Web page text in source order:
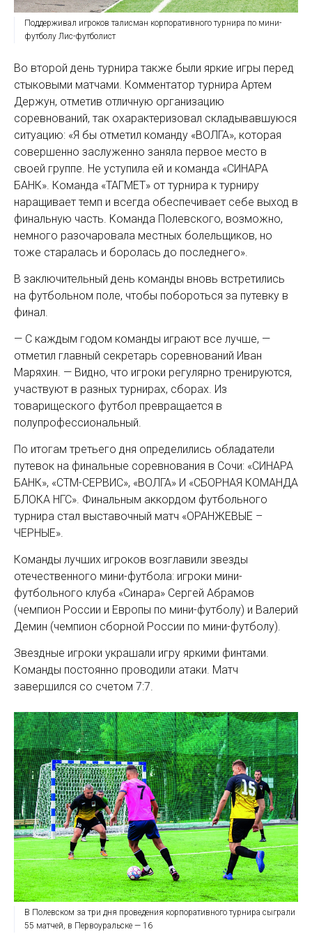
Поддерживал игроков талисман корпоративного турнира по мини-
футболу Лис-футболист
Во второй день турнира также были яркие игры перед
стыковыми матчами. Комментатор турнира Артем
Держун, отметив отличную организацию
соревнований, так охарактеризовал складывавшуюся
ситуацию: «Я бы отметил команду «ВОЛГА», которая
совершенно заслуженно заняла первое место в
своей группе. Не уступила ей и команда «СИНАРА
БАНК». Команда «ТАГМЕТ» от турнира к турниру
наращивает темп и всегда обеспечивает себе выход в
финальную часть. Команда Полевского, возможно,
немного разочаровала местных болельщиков, но
тоже старалась и боролась до последнего».
В заключительный день команды вновь встретились
на футбольном поле, чтобы побороться за путевку в
финал.
— С каждым годом команды играют все лучше, —
отметил главный секретарь соревнований Иван
Маряхин. — Видно, что игроки регулярно тренируются,
участвуют в разных турнирах, сборах. Из
товарищеского футбол превращается в
полупрофессиональный.
По итогам третьего дня определились обладатели
путевок на финальные соревнования в Сочи: «СИНАРА
БАНК», «СТМ-СЕРВИС», «ВОЛГА» И «СБОРНАЯ КОМАНДА
БЛОКА НГС». Финальным аккордом футбольного
турнира стал выставочный матч «ОРАНЖЕВЫЕ –
ЧЕРНЫЕ».
Команды лучших игроков возглавили звезды
отечественного мини-футбола: игроки мини-
футбольного клуба «Синара» Сергей Абрамов
(чемпион России и Европы по мини-футболу) и Валерий
Демин (чемпион сборной России по мини-футболу).
Звездные игроки украшали игру яркими финтами.
Команды постоянно проводили атаки. Матч
завершился со счетом 7:7.
В Полевском за три дня проведения корпоративного турнира сыграли
55 матчей, в Первоуральске — 16